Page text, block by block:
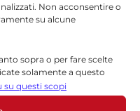
Non acconsentire o
su alcune
sopra o per fare scelte
solamente a questo
in qualsiasi momento,
i pulsanti della Cookie
su questi scopi